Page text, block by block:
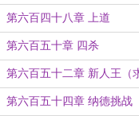
第六百四十八章 上道
第六百五十章 四杀
第六百五十二章 新人王（
第六百五十四章 纳德挑战